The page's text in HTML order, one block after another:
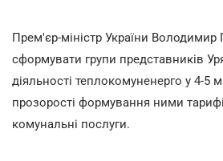
Прем'єр-міністр України Володимир
сформувати групи представників
діяльності теплокомуненерго у 4-5
прозорості формування ними
комунальні послуги.